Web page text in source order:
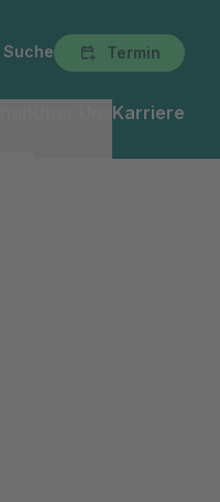
Suche Termin
Karriere